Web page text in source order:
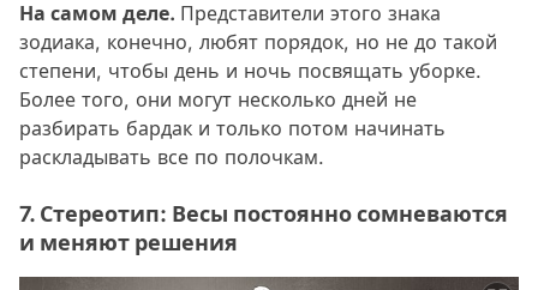
На самом деле. Представители этого знака
зодиака, конечно, любят порядок, но не до такой
степени, чтобы день и ночь посвящать уборке.
Более того, они могут несколько дней не
разбирать бардак и только потом начинать
раскладывать все по полочкам.
7. Стереотип: Весы постоянно сомневаются
и меняют решения